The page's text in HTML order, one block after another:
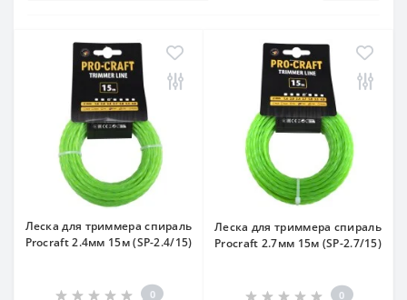
Леска для триммера спираль
Procraft 2.4мм 15м (SP-2.4/15)
0
Леска для триммера спираль
Procraft 2.7мм 15м (SP-2.7/15)
0